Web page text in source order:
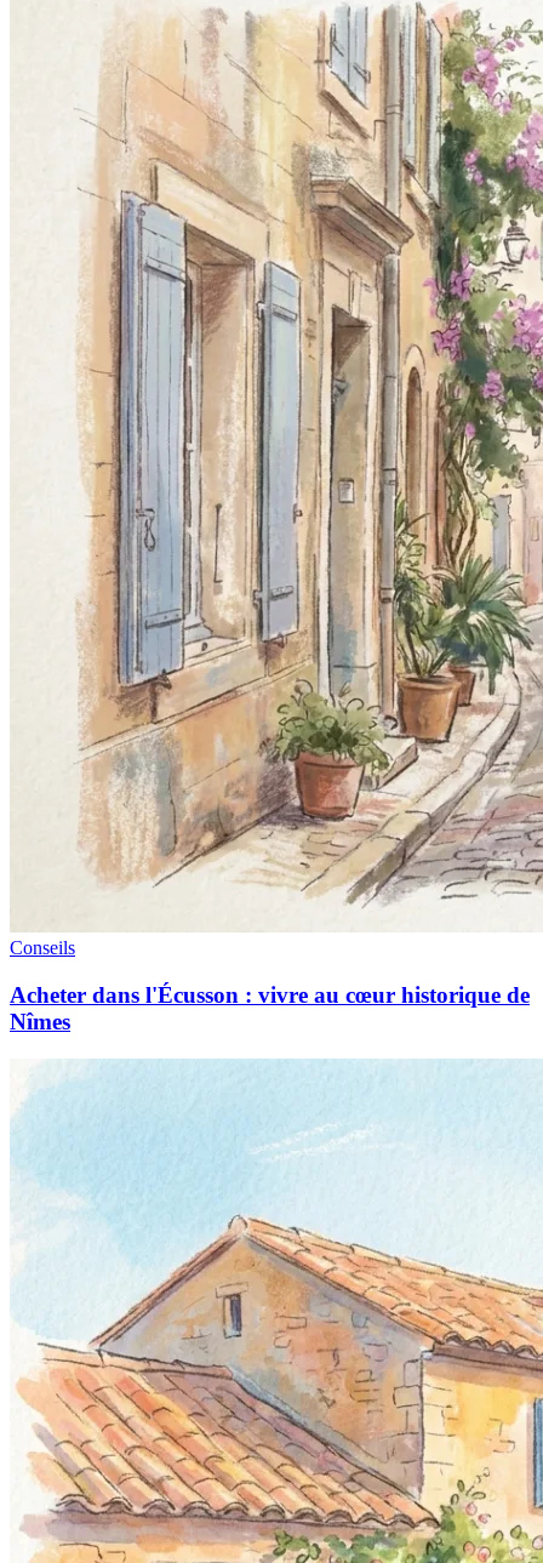
Conseils
Acheter dans l'Écusson : vivre au cœur historique de
Nîmes